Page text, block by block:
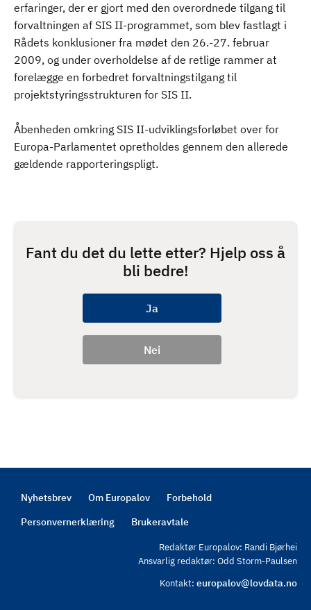
erfaringer, der er gjort med den overordnede tilgang til
forvaltningen af SIS II-programmet, som blev fastlagt i
Rådets konklusioner fra mødet den 26.-27. februar
2009, og under overholdelse af de retlige rammer at
forelægge en forbedret forvaltningstilgang til
projektstyringsstrukturen for SIS II.
Åbenheden omkring SIS II-udviklingsforløbet over for
Europa-Parlamentet opretholdes gennem den allerede
gældende rapporteringspligt.
Fant du det du lette etter? Hjelp oss å
bli bedre!
Footer
Nyhetsbrev Om Europalov
Forbehold
Personvernerklæring
Brukeravtale
Redaktør Europalov: Randi Bjørhei
Ansvarlig redaktør: Odd Storm-Paulsen
Kontakt: europalov@lovdata.no